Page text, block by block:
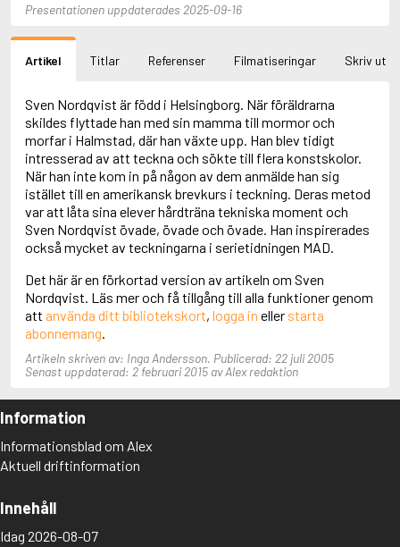
Adiga, Aravind
Adnan, Etel
Adolfsson, Evert
Adolfsson, Gunnar
Adolfsson, Josefine
Adolfsson, Maria
Adolphsen, Peter
Presentationen uppdaterades 2025-09-16
Artikel Titlar Referenser Filmatiseringar Skriv ut
Sven Nordqvist är född i Helsingborg. När föräldrarna
skildes flyttade han med sin mamma till mormor och
morfar i Halmstad, där han växte upp. Han blev tidigt
intresserad av att teckna och sökte till flera konstskolor.
När han inte kom in på någon av dem anmälde han sig
istället till en amerikansk brevkurs i teckning. Deras metod
var att låta sina elever hårdträna tekniska moment och
Sven Nordqvist övade, övade och övade. Han inspirerades
också mycket av teckningarna i serietidningen MAD.
Det här är en förkortad version av artikeln om Sven
Nordqvist. Läs mer och få tillgång till alla funktioner genom
att använda ditt bibliotekskort, logga in eller starta
abonnemang
Artikeln skriven av: Inga Andersson. Publicerad: 22 juli 2005
Senast uppdaterad: 2 februari 2015 av Alex redaktion
Information
Informationsblad om Alex
Aktuell driftinformation
Innehåll
Idag 2026-08-07